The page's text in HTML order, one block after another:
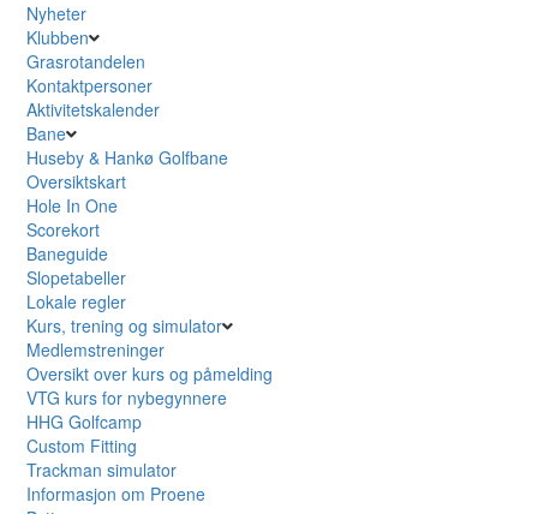
Nyheter
Klubben
Grasrotandelen
Kontaktpersoner
Aktivitetskalender
Bane
Huseby & Hankø Golfbane
Oversiktskart
Hole In One
Scorekort
Baneguide
Slopetabeller
Lokale regler
Kurs, trening og simulator
Medlemstreninger
Oversikt over kurs og påmelding
VTG kurs for nybegynnere
HHG Golfcamp
Custom Fitting
Trackman simulator
Informasjon om Proene